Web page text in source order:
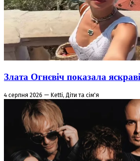
Злата Огнєвіч показала
4 серпня 2026 — Ketti, Діти та сім'я